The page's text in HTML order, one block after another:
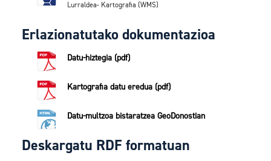
Lurraldea- Kartografia (WMS)
Erlazionatutako dokumentazioa
Datu-hiztegia (pdf)
Kartografia datu eredua (pdf)
Datu-multzoa bistaratzea GeoDonostian
Deskargatu RDF formatuan